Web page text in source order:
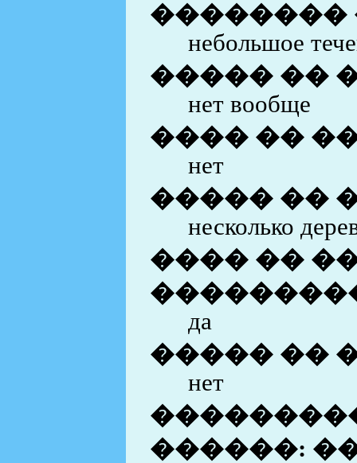
��������
небольшое
����� ��
нет вообще
���� ��
нет
����� ��
несколько
���� ��
да
����� ��
нет
������: